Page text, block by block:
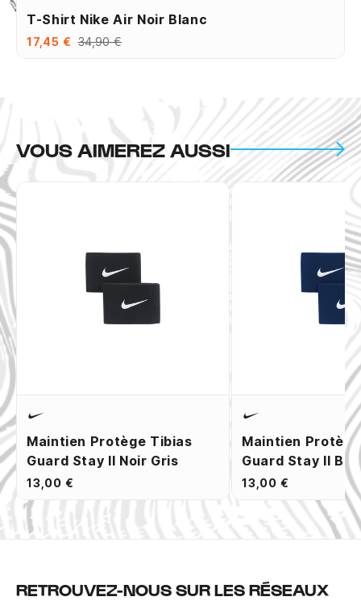
T-Shirt Nike Air Noir Blanc
17,45 € 34,90 €
VOUS AIMEREZ AUSSI
Maintien Protège Tibias
Guard Stay II Noir Gris
13,00 €
Maintien
Guard Stay II
13,00 €
RETROUVEZ-NOUS SUR LES RÉSEAUX